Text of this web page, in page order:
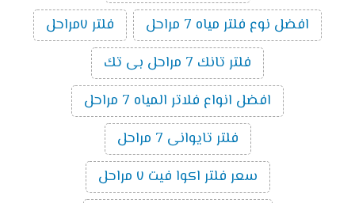
افضل نوع فلتر مياه 7 مراحل
فلتر ٧مراحل
فلتر تانك 7 مراحل بى تك
افضل انواع فلاتر المياه 7 مراحل
فلتر تايوانى 7 مراحل
سعر فلتر اكوا فيت ٧ مراحل